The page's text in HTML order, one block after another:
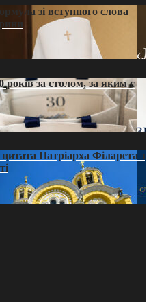
зі вступного слова
років за столом, за яким є
Патріарха Філарета з